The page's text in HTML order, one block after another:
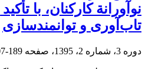
نوآورانة کارکنان، با
تاب‌آوری و توانمندسازی
دوره 3، شماره 2، 1395، صفحه 189-207